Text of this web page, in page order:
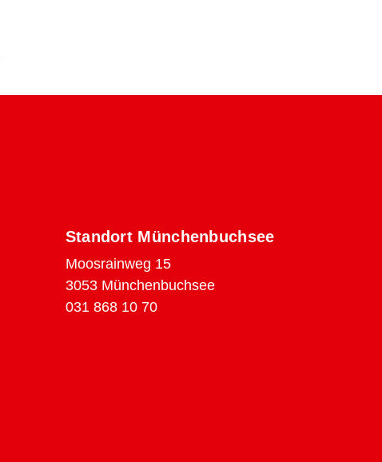
Standort Münchenbuchsee
Moosrainweg 15
3053 Münchenbuchsee
031 868 10 70